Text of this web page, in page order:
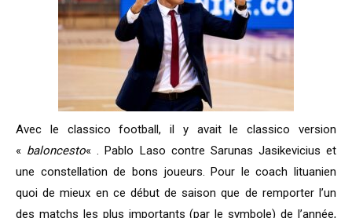
Avec le classico football, il y avait le classico version
« baloncesto« . Pablo Laso contre Sarunas Jasikevicius et
une constellation de bons joueurs. Pour le coach lituanien
quoi de mieux en ce début de saison que de remporter l’un
des matchs les plus importants (par le symbole) de l’année,